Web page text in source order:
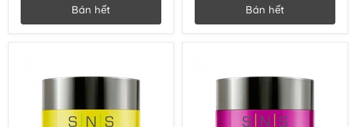
Bán hết Bán hết